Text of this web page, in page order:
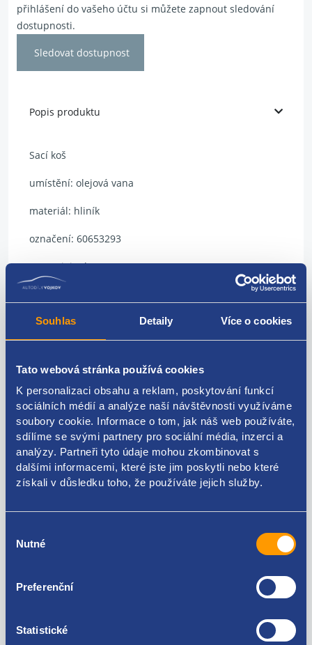
Souhlas Detaily Více o cookies
Tato webová stránka používá cookies
K personalizaci obsahu a reklam, poskytování funkcí
sociálních médií a analýze naší návštěvnosti využíváme
soubory cookie. Informace o tom, jak náš web používáte,
sdílíme se svými partnery pro sociální média, inzerci a
analýzy. Partneři tyto údaje mohou zkombinovat s
dalšími informacemi, které jste jim poskytli nebo které
získali v důsledku toho, že používáte jejich služby.
souhlasu
Nutné
Preferenční
Statistické
přihlášení do vašeho účtu si můžete zapnout sledování
dostupnosti.
Sledovat dostupnost
Popis produktu
Sací koš
umístění: olejová vana
materiál: hliník
označení: 60653293
FIAT original:
60653285 60816768
Kódy produktu
60653293 60653285 60816768
Použitelné pro vozy
Alfa Romeo 147 1.6 16V T.SPARK
Alfa Romeo 156 1.6 16V T.SPARK
Alfa Romeo 156 2.0 16V T.SPARK
Za kvalitu ručíme!